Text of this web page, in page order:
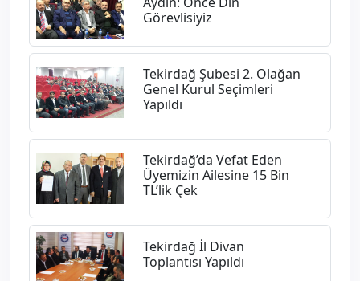
Görevlisiyiz
Tekirdağ Şubesi 2. Olağan
Genel Kurul Seçimleri
Yapıldı
Tekirdağ’da Vefat Eden
Üyemizin Ailesine 15 Bin
TL’lik Çek
Tekirdağ İl Divan
Toplantısı Yapıldı